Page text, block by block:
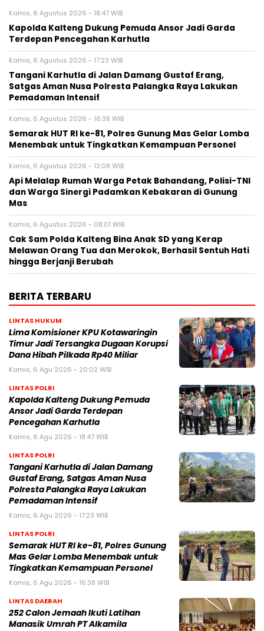
Kamis, 6 Agustus 2026 - 18:47 WIB
Kapolda Kalteng Dukung Pemuda Ansor Jadi Garda
Terdepan Pencegahan Karhutla
Kamis, 6 Agustus 2026 - 17:23 WIB
Tangani Karhutla di Jalan Damang Gustaf Erang,
Satgas Aman Nusa Polresta Palangka Raya Lakukan
Pemadaman Intensif
Kamis, 6 Agustus 2026 - 16:38 WIB
Semarak HUT RI ke-81, Polres Gunung Mas Gelar Lomba
Menembak untuk Tingkatkan Kemampuan Personel
Kamis, 6 Agustus 2026 - 12:08 WIB
Api Melalap Rumah Warga Petak Bahandang, Polisi-TNI
dan Warga Sinergi Padamkan Kebakaran di Gunung
Mas
Kamis, 6 Agustus 2026 - 08:01 WIB
Cak Sam Polda Kalteng Bina Anak SD yang Kerap
Melawan Orang Tua dan Merokok, Berhasil Sentuh Hati
hingga Berjanji Berubah
BERITA TERBARU
LINTAS HUKUM
Lima Komisioner KPU Kotawaringin
Timur Jadi Tersangka Dugaan Korupsi
Dana Hibah Pilkada Rp40 Miliar
Kamis, 6 Agu 2026 - 20:02 WIB
LINTAS POLRI
Kapolda Kalteng Dukung Pemuda
Ansor Jadi Garda Terdepan
Pencegahan Karhutla
Kamis, 6 Agu 2026 - 18:47 WIB
LINTAS POLRI
Tangani Karhutla di Jalan Damang
Gustaf Erang, Satgas Aman Nusa
Polresta Palangka Raya Lakukan
Pemadaman Intensif
Kamis, 6 Agu 2026 - 17:23 WIB
LINTAS POLRI
Semarak HUT RI ke-81, Polres Gunung
Mas Gelar Lomba Menembak untuk
Tingkatkan Kemampuan Personel
Kamis, 6 Agu 2026 - 16:38 WIB
LINTAS DAERAH
252 Calon Jemaah Ikuti Latihan
Manasik Umrah PT Alkamila